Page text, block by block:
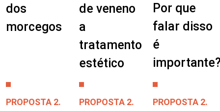
dos
morcegos
de veneno
a
tratamento
estético
Por que
falar disso
é
PROPOSTA 2. PROPOSTA 2. PROPOSTA 2.